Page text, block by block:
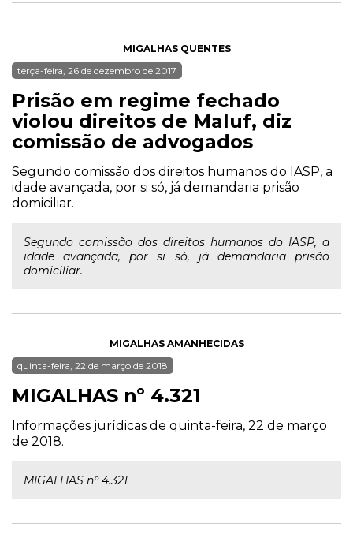
MIGALHAS QUENTES
terça-feira, 26 de dezembro de 2017
Prisão em regime fechado
violou direitos de Maluf, diz
comissão de advogados
Segundo comissão dos direitos humanos do IASP, a
idade avançada, por si só, já demandaria prisão
domiciliar.
Segundo comissão dos direitos humanos do IASP, a
idade avançada, por si só, já demandaria prisão
domiciliar.
MIGALHAS AMANHECIDAS
quinta-feira, 22 de março de 2018
MIGALHAS nº 4.321
Informações jurídicas de quinta-feira, 22 de março
de 2018.
MIGALHAS nº 4.321